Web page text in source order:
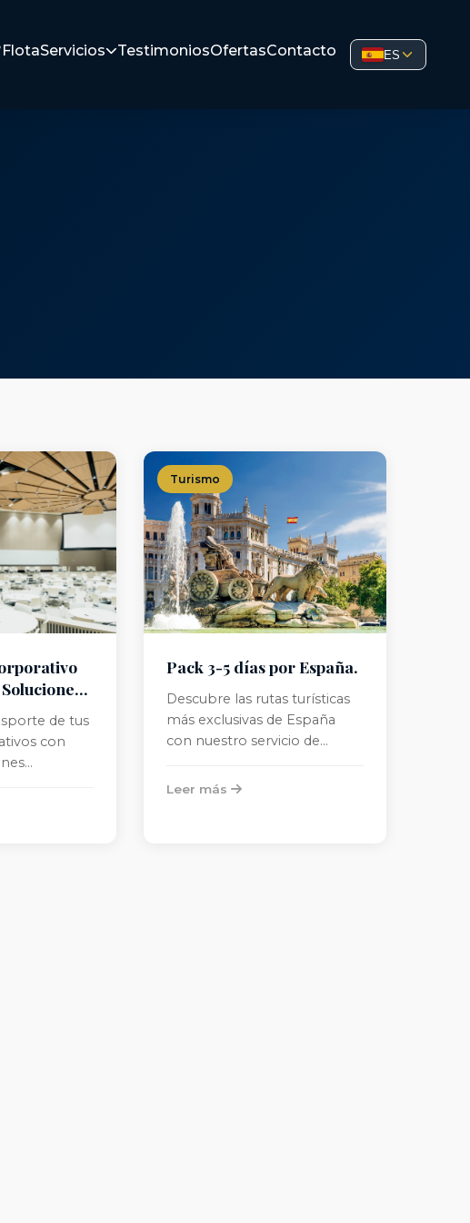
FlotaServicios TestimoniosOfertasContacto ES
de tus
con
Turismo
Pack 3-5 días por España.
Descubre las rutas turísticas
más exclusivas de España
con nuestro servicio de
Leer más